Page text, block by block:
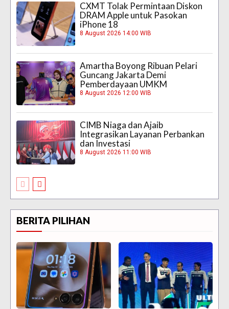
CXMT Tolak Permintaan Diskon
DRAM Apple untuk Pasokan
iPhone 18
8 August 2026 14:00 WIB
Amartha Boyong Ribuan Pelari
Guncang Jakarta Demi
Pemberdayaan UMKM
8 August 2026 12:00 WIB
CIMB Niaga dan Ajaib
Integrasikan Layanan Perbankan
dan Investasi
8 August 2026 11:00 WIB
BERITA PILIHAN